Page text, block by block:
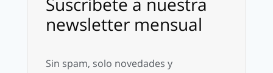
newsletter mensual
Sin spam, solo novedades y